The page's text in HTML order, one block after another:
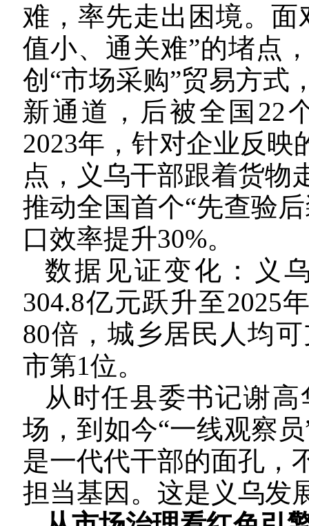
难，率先走出困境。
值小、通关难”的堵点
创“市场采购”贸易方式
新通道，后被全国22
2023年，针对企业反映
点，义乌干部跟着货物
推动全国首个“先查验
口效率提升30%。
数据见证变化：义
304.8亿元跃升至2025
80倍，城乡居民人均
市第1位。
从时任县委书记谢
场，到如今“一线观察
是一代代干部的面孔，
担当基因。这是义乌发